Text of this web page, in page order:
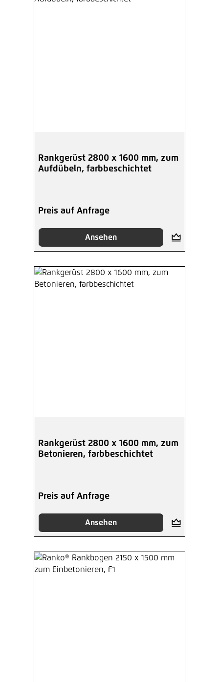
Rankgerüst 2800 x 1600 mm, zum
Aufdübeln, farbbeschichtet
Preis auf Anfrage
Ansehen
Rankgerüst 2800 x 1600 mm, zum
Betonieren, farbbeschichtet
Preis auf Anfrage
Ansehen